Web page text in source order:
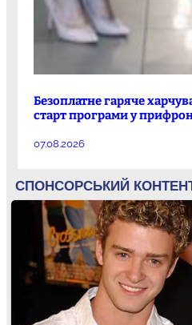
Безоплатне гаряче
старт програми у
07.08.2026